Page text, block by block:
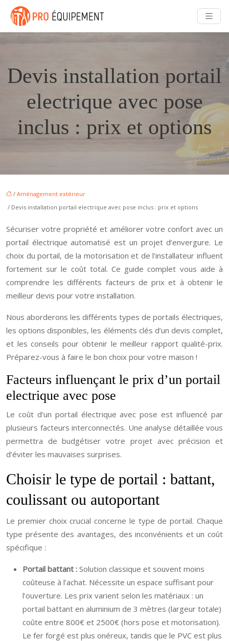
Devis installation portail
electrique avec pose
inclus : prix et options
/ Aménagement extérieur
/ Devis installation portail electrique avec pose inclus : prix et options
Sécuriser votre propriété et améliorer votre confort avec un
portail électrique automatisé est un projet d’envergure. Le
choix du portail, de la motorisation et de l’installateur influent
fortement sur le coût total. Ce guide complet vous aide à
comprendre les différents facteurs de prix et à obtenir le
meilleur devis pour votre installation.
Nous aborderons les différents types de portails électriques,
les options disponibles, les éléments clés d’un devis complet,
et les conseils pour obtenir le meilleur rapport qualité-prix.
Préparez-vous à faire le bon choix pour votre maison !
Facteurs influençant le prix d’un portail
electrique avec pose
Le coût d’un portail électrique avec pose est influencé par
plusieurs facteurs interconnectés. Une analyse détaillée vous
permettra de budgétiser votre projet avec précision et
d’éviter les mauvaises surprises.
Choisir le type de portail : battant,
coulissant ou autoportant
Le premier choix crucial concerne le type de portail. Chaque
type présente des avantages, des inconvénients et un coût
spécifique :
Portail battant : Solution classique et souvent moins
coûteuse à l’achat. Nécessite un espace suffisant pour
l’ouverture. Les prix varient selon les matériaux : un
portail battant en aluminium de 3 mètres (largeur totale)
coûte entre 800€ et 2500€ (hors pose et motorisation).
Le fer forgé est plus onéreux, tandis que le PVC est plus